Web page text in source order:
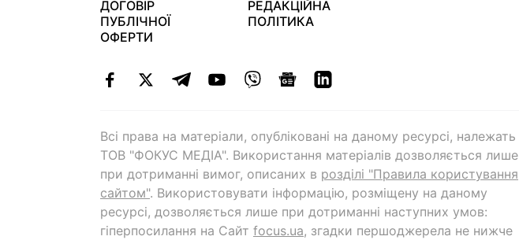
ДОГОВІР
ПУБЛІЧНОЇ
ОФЕРТИ
РЕДАКЦІЙНА
ПОЛІТИКА
Всі права на матеріали, опубліковані на даному ресурсі, належать
ТОВ "ФОКУС МЕДІА". Використання матеріалів дозволяється лише
при дотриманні вимог, описаних в розділі "Правила користування
сайтом". Використовувати інформацію, розміщену на даному
ресурсі, дозволяється лише при дотриманні наступних умов:
гіперпосилання на Cайт focus.ua, згадки першоджерела не нижче